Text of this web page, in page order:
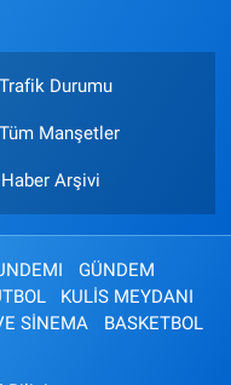
Trafik Durumu
Tüm Manşetler
Haber Arşivi
GÜNDEM
KULİS MEYDANI
SİNEMA BASKETBOL